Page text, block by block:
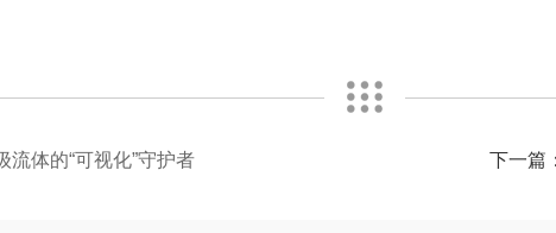
体的“可视化”守护者 下一篇：